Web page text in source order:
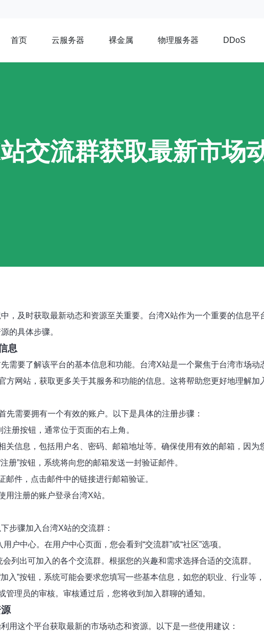
首页 云服务器 裸金属 物理服务器 DDoS
交流群获取最新市场
，及时获取最新动态和资源至关重要。台湾X站作为一个重要的信息
的具体步骤。
息
需要了解该平台的基本信息和功能。台湾X站是一个聚焦于台湾市场
方网站，获取更多关于其服务和功能的信息。这将帮助您更好地理解加
先需要拥有一个有效的账户。以下是具体的注册步骤：
册按钮，通常位于页面的右上角。
关信息，包括用户名、密码、邮箱地址等。确保使用有效的邮箱，因为
册”按钮，系统将向您的邮箱发送一封验证邮件。
邮件，点击邮件中的链接进行邮箱验证。
用注册的账户登录台湾X站。
步骤加入台湾X站的交流群：
户中心。在用户中心页面，您会看到“交流群”或“社区”选项。
会列出可加入的各个交流群。根据您的兴趣和需求选择合适的交流群。
入”按钮，系统可能会要求您填写一些基本信息，如您的职业、行业等
管理员的审核。审核通过后，您将收到加入群聊的通知。
用这个平台获取最新的市场动态和资源。以下是一些使用建议：